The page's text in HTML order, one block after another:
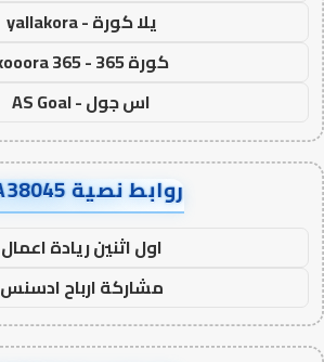
يلا كورة - yallakora
كورة 365 - kooora 365
اس جول - AS Goal
روابط نصية AA38045
اول اثنين ريادة اعمال
مشاركة ارباح ادسنس